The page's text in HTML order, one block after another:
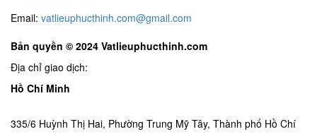
Email: vatlieuphucthinh.com@gmail.com
Bản quyền © 2024 Vatlieuphucthinh.com
Địa chỉ giao dịch:
Hồ Chí Minh
335/6 Huỳnh Thị Hai, Phường Trung Mỹ Tây, Thành phố Hồ Chí